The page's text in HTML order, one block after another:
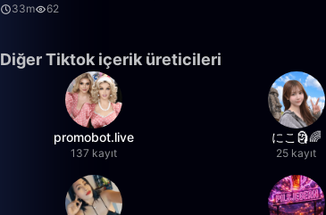
33m
62
Diğer Tiktok içerik üreticileri
promobot.live
137 kayıt
にこ🗿🌈
25 kayıt